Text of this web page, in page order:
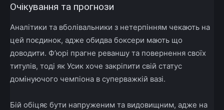
Очікування та прогнози
Аналітики та вболівальники з нетерпінням чекають на
цей поєдинок, адже обидва боксери мають що
доводити. Ф’юрі прагне реваншу та повернення своїх
титулів, тоді як Усик хоче закріпити свій статус
домінуючого чемпіона в суперважкій вазі.
Бій обіцяє бути напруженим та видовищним, адже на